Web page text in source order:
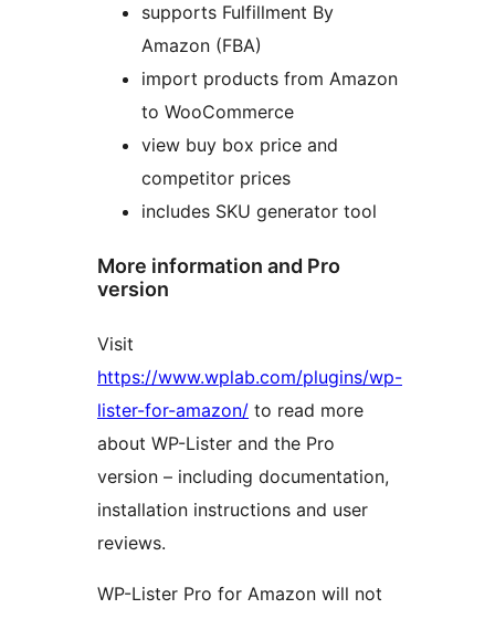
supports Fulfillment By
Amazon (FBA)
import products from Amazon
to WooCommerce
view buy box price and
competitor prices
includes SKU generator tool
More information and Pro
version
Visit
https://www.wplab.com/plugins/wp-
lister-for-amazon/ to read more
about WP-Lister and the Pro
version – including documentation,
installation instructions and user
reviews.
WP-Lister Pro for Amazon will not